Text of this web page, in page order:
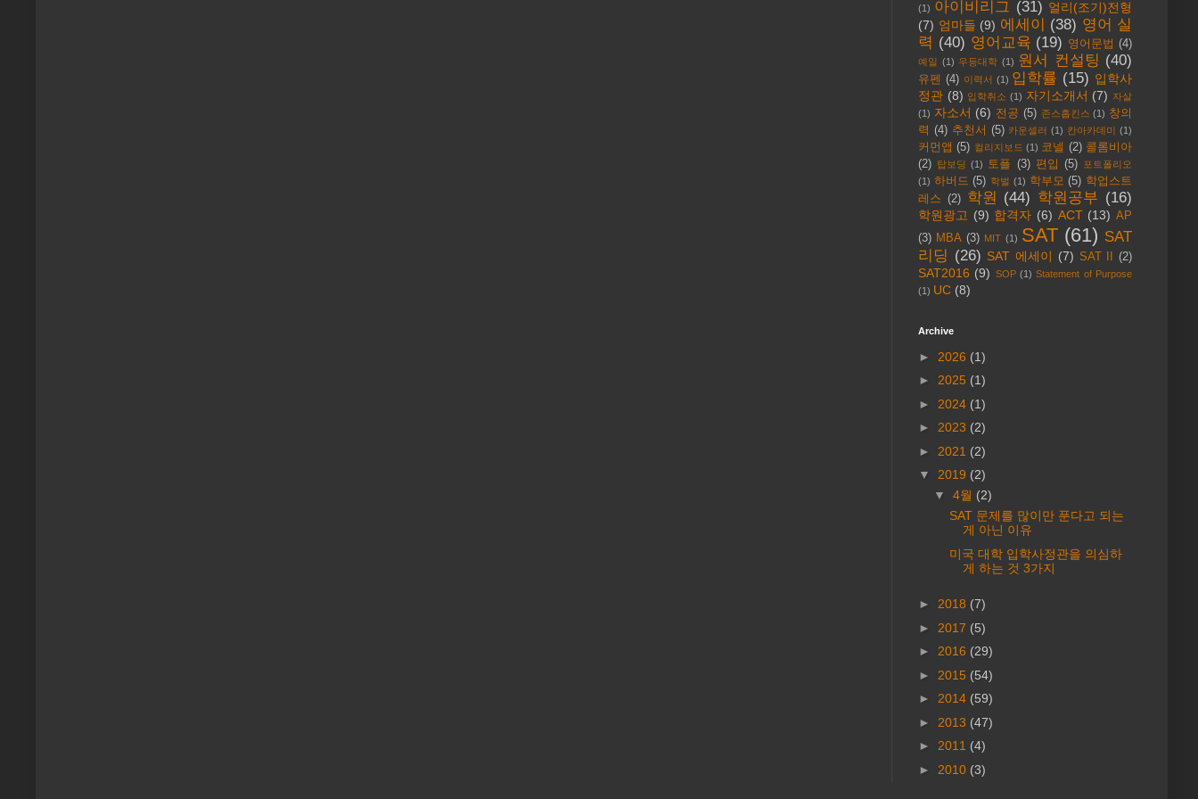
(1) 아이비리그 (31) 얼리(조기)전형
(7) 엄마들 (9) 에세이 (38) 영어 실
력 (40) 영어교육 (19) 영어문법 (4)
예일 (1) 우등대학 (1) 원서 컨설팅 (40)
유펜 (4) 이력서 (1) 입학률 (15) 입학사
정관 (8) 입학취소 (1) 자기소개서 (7) 자살
(1) 자소서 (6) 전공 (5) 존스홉킨스 (1) 창의
력 (4) 추천서 (5) 카운셀러 (1) 칸아카데미 (1)
커먼앱 (5) 컬리지보드 (1) 코넬 (2) 콜롬비아
(2) 탑보딩 (1) 토플 (3) 편입 (5) 포트폴리오
(1) 하버드 (5) 학벌 (1) 학부모 (5) 학업스트
레스
(2) 학원 (44) 학원공부 (16)
학원광고 (9) 합격자 (6) ACT (13) AP
(3) MBA (3) MIT (1) SAT (61) SAT
리딩 (26) SAT 에세이 (7) SAT II (2)
SAT2016 (9) SOP (1) Statement of Purpose
(1) UC (8)
Archive
► 2026 (1)
► 2025 (1)
► 2024 (1)
► 2023 (2)
► 2021 (2)
▼ 2019 (2)
▼ 4월 (2)
SAT 문제를 많이만 푼다고 되는
게 아닌 이유
미국 대학 입학사정관을 의심하
게 하는 것 3가지
► 2018 (7)
► 2017 (5)
► 2016 (29)
► 2015 (54)
► 2014 (59)
► 2013 (47)
► 2011 (4)
► 2010 (3)